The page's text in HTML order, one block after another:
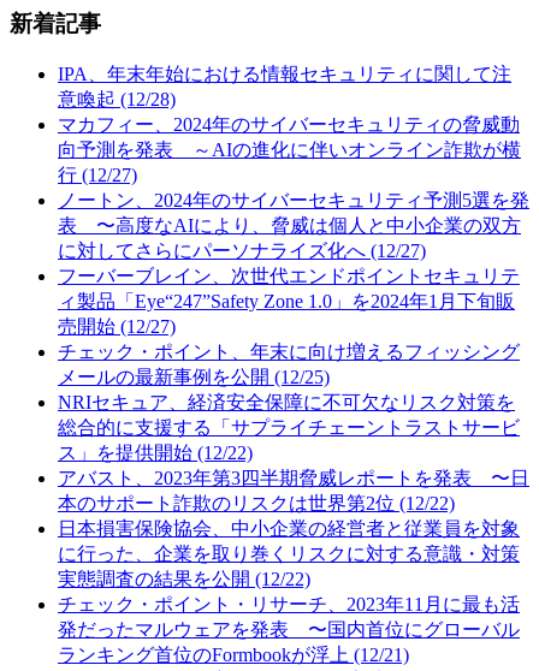
新着記事
IPA、年末年始における情報セキュリティに関して注
意喚起 (12/28)
マカフィー、2024年のサイバーセキュリティの脅威動
向予測を発表 ～AIの進化に伴いオンライン詐欺が横
行 (12/27)
ノートン、2024年のサイバーセキュリティ予測5選を発
表 〜高度なAIにより、脅威は個人と中小企業の双方
に対してさらにパーソナライズ化へ (12/27)
フーバーブレイン、次世代エンドポイントセキュリテ
ィ製品「Eye“247”Safety Zone 1.0」を2024年1月下旬販
売開始 (12/27)
チェック・ポイント、年末に向け増えるフィッシング
メールの最新事例を公開 (12/25)
NRIセキュア、経済安全保障に不可欠なリスク対策を
総合的に支援する「サプライチェーントラストサービ
ス」を提供開始 (12/22)
アバスト、2023年第3四半期脅威レポートを発表 〜日
本のサポート詐欺のリスクは世界第2位 (12/22)
日本損害保険協会、中小企業の経営者と従業員を対象
に行った、企業を取り巻くリスクに対する意識・対策
実態調査の結果を公開 (12/22)
チェック・ポイント・リサーチ、2023年11月に最も活
発だったマルウェアを発表 〜国内首位にグローバル
ランキング首位のFormbookが浮上 (12/21)